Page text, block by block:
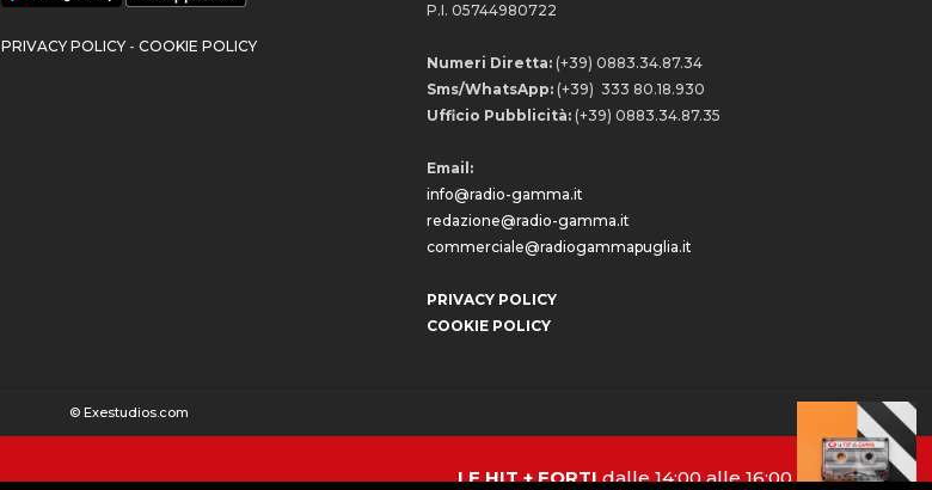
LE HIT + FORTIdalle 14:00 alle 16:00
PRIVACY POLICY- COOKIE POLICY
P.I. 05744980722
Numeri Diretta: (+39) 0883.34.87.34
Sms/WhatsApp: (+39) 333 80.18.930
Ufficio Pubblicità: (+39) 0883.34.87.35
Email:
info@radio-gamma.it
redazione@radio-gamma.it
commerciale@radiogammapuglia.it
PRIVACY POLICY
COOKIE POLICY
© Exestudios.com